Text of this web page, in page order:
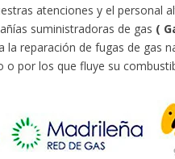
atenciones y el personal
suministradoras de gas (
la reparación de fugas de gas
o por los que fluye su